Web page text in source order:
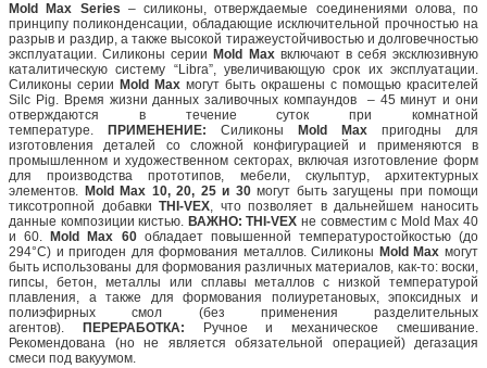
Mold Max Series – силиконы, отверждаемые соединениями олова, по
принципу поликонденсации, обладающие исключительной прочностью на
разрыв и раздир, а также высокой тиражеустойчивостью и долговечностью
эксплуатации. Силиконы серии Mold Maxвключают в себя эксклюзивную
каталитическую систему “Libra”, увеличивающую срок их эксплуатации.
Силиконы серии Mold Max могут быть окрашены с помощью красителей
Silc Pig. Время жизни данных заливочных компаундов – 45 минут и они
отверждаются в течение суток при комнатной
температуре.
ПРИМЕНЕНИЕ: Силиконы Mold Max пригодны для
изготовления деталей со сложной конфигурацией и применяются в
промышленном и художественном секторах, включая изготовление форм
для производства прототипов, мебели, скульптур, архитектурных
элементов. Mold Max 10, 20, 25 и 30могут быть загущены при помощи
тиксотропной добавкиTHI-VEX, что позволяет в дальнейшем наносить
данные композиции кистью. ВАЖНО: THI-VEX не совместим с Mold Max 40
и 60.
Mold Max 60обладает повышенной температуростойкостью (до
294°C) и пригоден для формования металлов. Силиконы Mold Max могут
быть использованы для формования различных материалов, как-то: воски,
гипсы, бетон, металлы или сплавы металлов с низкой температурой
плавления, а также для формования полиуретановых, эпоксидных и
полиэфирных смол (без применения разделительных
агентов).
ПЕРЕРАБОТКА:
Ручное и механическое смешивание.
Рекомендована (но не является обязательной операцией) дегазация
смеси под вакуумом.